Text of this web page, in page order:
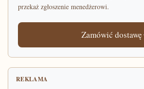
przekaż zgłoszenie menedżerowi.
Zamówić dostawę
REKLAMA